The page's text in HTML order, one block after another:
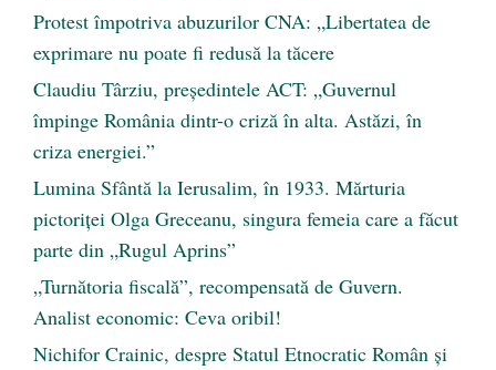
Protest împotriva abuzurilor CNA: „Libertatea de
exprimare nu poate fi redusă la tăcere
Claudiu Târziu, președintele ACT: „Guvernul
împinge România dintr-o criză în alta. Astăzi, în
criza energiei.”
Lumina Sfântă la Ierusalim, în 1933. Mărturia
pictoriței Olga Greceanu, singura femeia care a făcut
parte din „Rugul Aprins”
„Turnătoria fiscală”, recompensată de Guvern.
Analist economic: Ceva oribil!
Nichifor Crainic, despre Statul Etnocratic Român şi